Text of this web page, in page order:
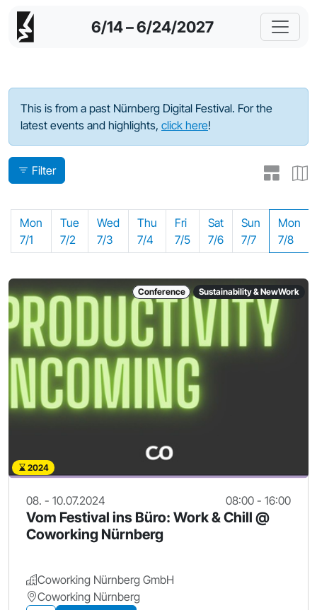
6/14 – 6/24/2027
Program - 2024
This is from a past Nürnberg Digital Festival. For the
latest events and highlights, click here!
Filter
Mon
7/1
Tue
7/2
Wed
7/3
Thu
7/4
Fri
7/5
Sat
7/6
Sun
7/7
Mon
7/8
Conference Sustainability & NewWork
2024
08. - 10.07.2024 08:00 - 16:00
Vom Festival ins Büro: Work & Chill @
Coworking Nürnberg
Coworking Nürnberg GmbH
Coworking Nürnberg